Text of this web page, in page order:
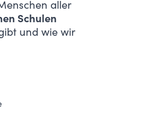
aller
Schulen
und wie wir